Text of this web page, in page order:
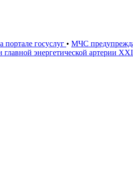
госуслуг • МЧС
энергетической артерии